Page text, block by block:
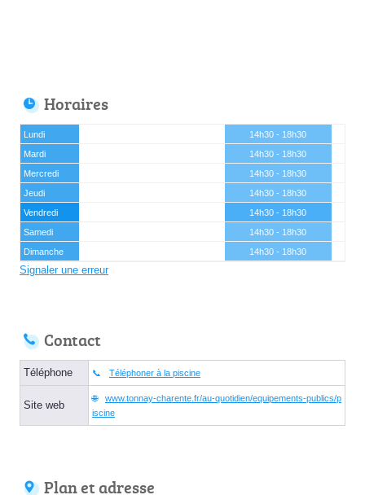
Horaires
Lundi
14h30 - 18h30
Mardi
14h30 - 18h30
Mercredi
14h30 - 18h30
Jeudi
14h30 - 18h30
Vendredi
14h30 - 18h30
Samedi
14h30 - 18h30
Dimanche
14h30 - 18h30
Signaler une erreur
Contact
Téléphone Téléphoner à la piscine
Site web
www.tonnay-charente.fr/au-quotidien/equipements-publics/p
iscine
Plan et adresse